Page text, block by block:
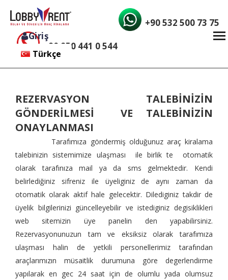
Giriş
Türkçe
+90 532 500 73 75
+90 850 441 0 544
REZERVASYON TALEBİNİZİN
GÖNDERİLMESİ VE TALEBİNİZİN
ONAYLANMASI
Tarafımıza göndermiş olduğunuz araç kiralama
talebinizin sistemimize ulaşması ile birlik te otomatik
olarak tarafınıza mail ya da sms gelmektedir. Kendi
belirlediğiniz sifreniz ile üyeliginiz de aynı zaman da
otomatik olarak aktif hale gelecektir. Dilediginiz takdir de
üyelik bilgilerinizi güncelleyebilir ve istediginiz degisiklikleri
web sitemizin üye panelin den yapabilirsiniz.
Rezervasyonunuzun tam ve eksiksiz olarak tarafımıza
ulaşması halin de yetkili personellerimiz tarafından
araçlarımızın müsaitlik durumuna göre degerlendirme
yapılarak en gec 24 saat için de olumlu yada olumsuz